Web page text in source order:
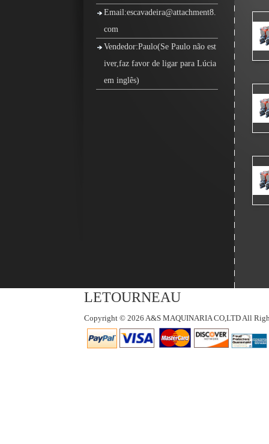
Email:escavadeira@attachment8.
com
Vendedor:Paulo(Se Paulo não est
iver,faz favor de ligar para Lúcia
em inglês)
LETOURNEAU
Copyright © 2026 A&S MAQUINARIA CO,LTD All